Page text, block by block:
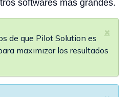
softwares más grandes.
de que Pilot Solution es
maximizar los resultados